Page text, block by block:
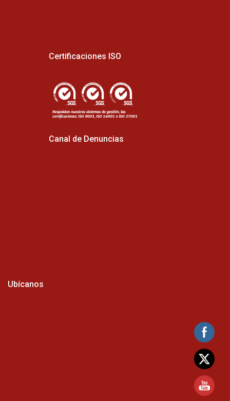
Certificaciones ISO
Canal de Denuncias
Ubícanos